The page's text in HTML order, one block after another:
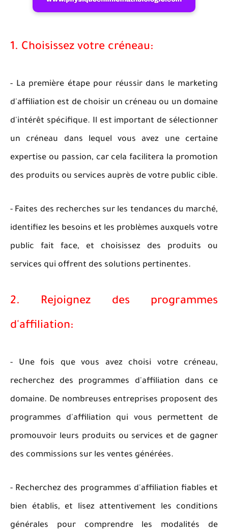
1. Choisissez votre créneau:
- La première étape pour réussir dans le marketing
d'affiliation est de choisir un créneau ou un domaine
d'intérêt spécifique. Il est important de sélectionner
un créneau dans lequel vous avez une certaine
expertise ou passion, car cela facilitera la promotion
des produits ou services auprès de votre public cible.
- Faites des recherches sur les tendances du marché,
identifiez les besoins et les problèmes auxquels votre
public fait face, et choisissez des produits ou
services qui offrent des solutions pertinentes.
2. Rejoignez des programmes
d'affiliation:
- Une fois que vous avez choisi votre créneau,
recherchez des programmes d'affiliation dans ce
domaine. De nombreuses entreprises proposent des
programmes d'affiliation qui vous permettent de
promouvoir leurs produits ou services et de gagner
des commissions sur les ventes générées.
- Recherchez des programmes d'affiliation fiables et
bien établis, et lisez attentivement les conditions
générales pour comprendre les modalités de